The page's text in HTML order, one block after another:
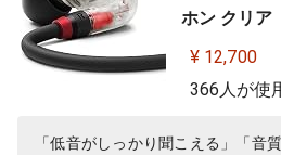
ホン クリア
カナル型 有
¥ 12,700
366人が使
「低音がしっかり聞こえる」「音